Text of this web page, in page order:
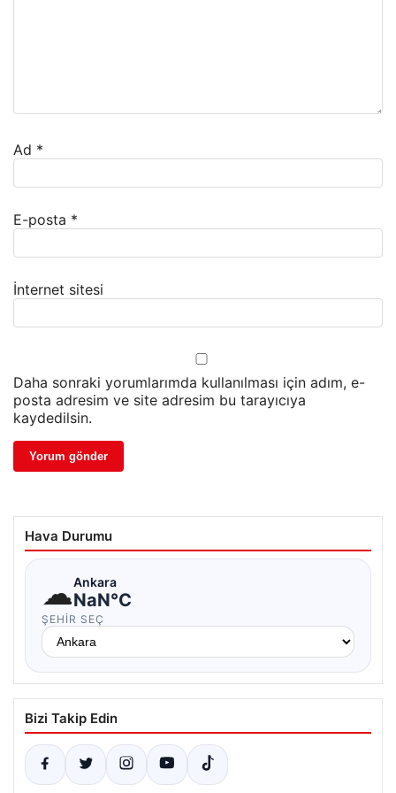
Ad *
E-posta *
İnternet sitesi
Daha sonraki yorumlarımda kullanılması için adım, e-
posta adresim ve site adresim bu tarayıcıya
kaydedilsin.
Hava Durumu
☁Ankara
NaN°C
ŞEHIR SEÇ
Bizi Takip Edin